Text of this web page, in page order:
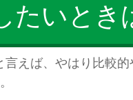
たいと
言えば、やはり比較